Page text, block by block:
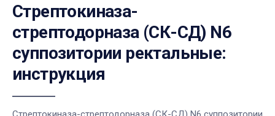
Стрептокиназа-
стрептодорназа (СК-СД) N6
суппозитории ректальные:
инструкция